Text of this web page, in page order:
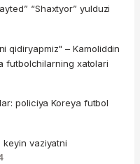
“Shaxtyor” yulduzi
qidiryapmiz" – Kamoliddin
futbolchilarning xatolari
policiya Koreya futbol
keyin vaziyatni